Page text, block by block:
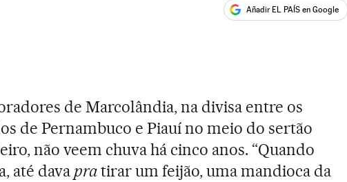
Twitter
Redes Sociales Añadir EL PAÍS en Google
de Marcolândia, na divisa entre os
de Pernambuco e Piauí no meio do sertão
não veem chuva há cinco anos. “Quando
até dava pratirar um feijão, uma mandioca da